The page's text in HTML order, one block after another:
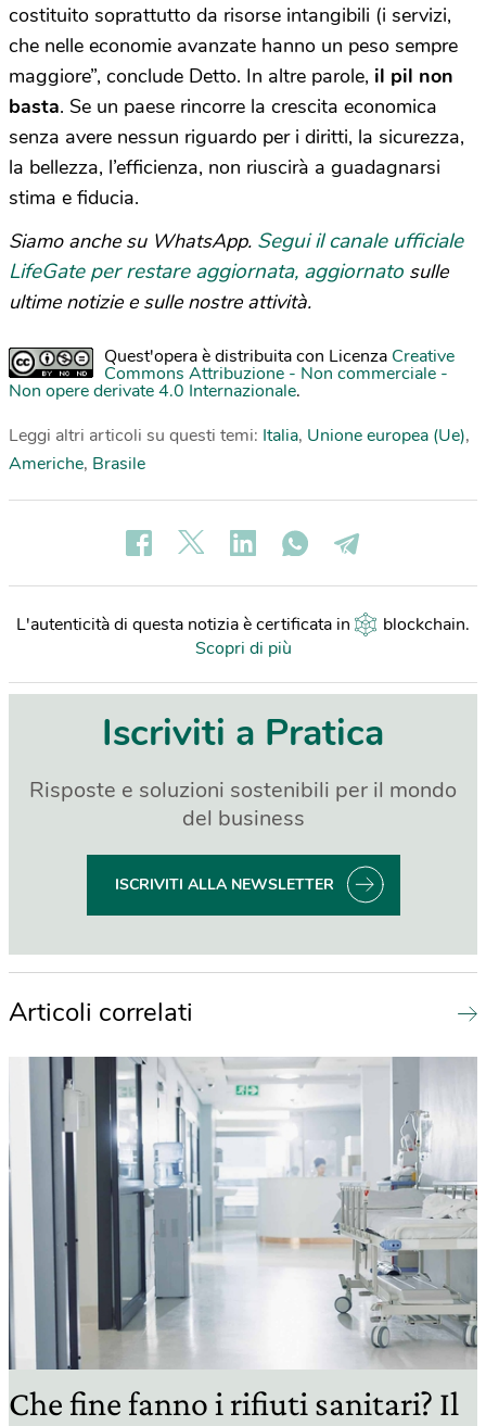
costituito soprattutto da risorse intangibili (i servizi,
che nelle economie avanzate hanno un peso sempre
maggiore”, conclude Detto. In altre parole, il pil non
basta. Se un paese rincorre la crescita economica
senza avere nessun riguardo per i diritti, la sicurezza,
la bellezza, l’efficienza, non riuscirà a guadagnarsi
stima e fiducia.
Siamo anche su WhatsApp. Segui il canale ufficiale
LifeGate per restare aggiornata, aggiornato sulle
ultime notizie e sulle nostre attività.
Quest'opera è distribuita con Licenza Creative
Commons Attribuzione - Non commerciale -
Non opere derivate 4.0 Internazionale.
Leggi altri articoli su questi temi: Italia, Unione europea (Ue),
Americhe, Brasile
L'autenticità di questa notizia è certificata in blockchain.
Scopri di più
Iscriviti a Pratica
Risposte e soluzioni sostenibili per il mondo
del business
ISCRIVITI ALLA NEWSLETTER
Articoli correlati
Che fine fanno i rifiuti sanitari? Il